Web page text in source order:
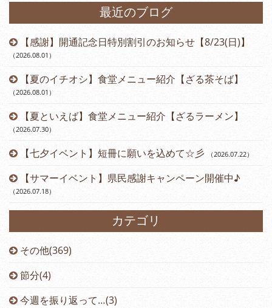
最近のブログ
【感謝】開通記念日特別割引のお知らせ【8/23(日)】
（2026.08.01 ）
【夏のイチオシ】食堂メニュー紹介【ざる茶そば】
（2026.08.01 ）
【夏といえば】食堂メニュー紹介【ざるラーメン】
（2026.07.30）
【七夕イベント】短冊に願いを込めて☆彡 （2026.07.22）
【サマーイベント】県民感謝キャンペーン開催中♪
（2026.07.18）
カテゴリ
その他(369)
節分(4)
今週を振り返って…(3)